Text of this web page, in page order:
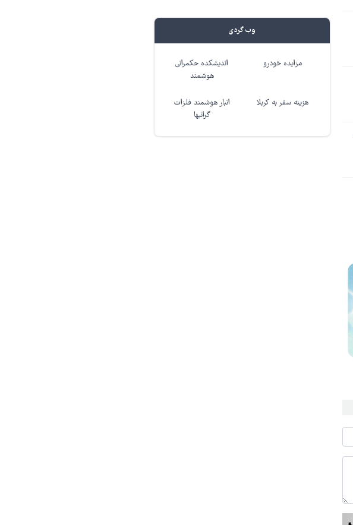
وب گردی
مزایده خودرو
اندیشکده حکمرانی
هوشمند
هزینه سفر به کربلا
انبار هوشمند فلزات
گرانبها